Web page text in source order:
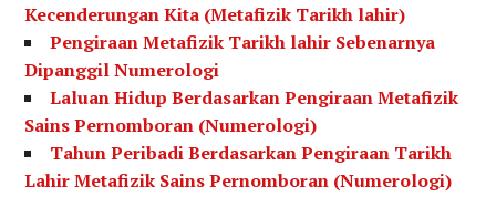
Kecenderungan Kita (Metafizik Tarikh lahir)
Pengiraan Metafizik Tarikh lahir Sebenarnya
Dipanggil Numerologi
Laluan Hidup Berdasarkan Pengiraan Metafizik
Sains Pernomboran (Numerologi)
Tahun Peribadi Berdasarkan Pengiraan Tarikh
Lahir Metafizik Sains Pernomboran (Numerologi)